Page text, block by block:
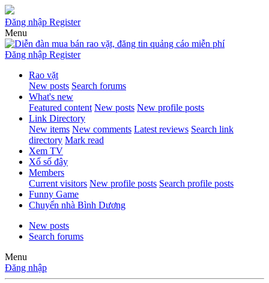
Đăng nhập Register
Menu
Đăng nhập Register
Rao vặt
New posts Search forums
What's new
Featured content New posts New profile posts
Link Directory
New items New comments Latest reviews Search link
directory Mark read
Xem TV
Xổ số đây
Members
Current visitors New profile posts Search profile posts
Funny Game
Chuyển nhà Bình Dương
New posts
Search forums
Menu
Đăng nhập